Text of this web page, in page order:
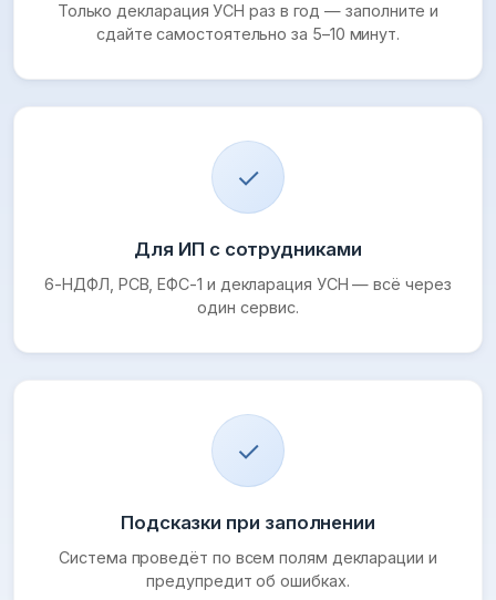
Только декларация УСН раз в год — заполните и
сдайте самостоятельно за 5–10 минут.
✓
Для ИП с сотрудниками
6-НДФЛ, РСВ, ЕФС-1 и декларация УСН — всё через
один сервис.
✓
Подсказки при заполнении
Система проведёт по всем полям декларации и
предупредит об ошибках.